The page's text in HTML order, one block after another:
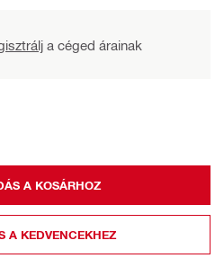
a céged árainak
A KOSÁRHOZ
A KEDVENCEKHEZ